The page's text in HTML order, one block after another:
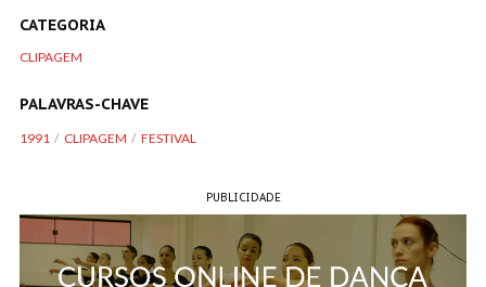
CATEGORIA
CLIPAGEM
PALAVRAS-CHAVE
1991 CLIPAGEM FESTIVAL
PUBLICIDADE